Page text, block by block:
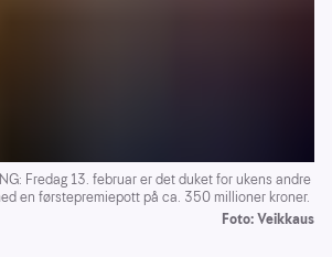
Fredag 13. februar er det duket for ukens andre
en førstepremiepott på ca. 350 millioner kroner.
Foto: Veikkaus